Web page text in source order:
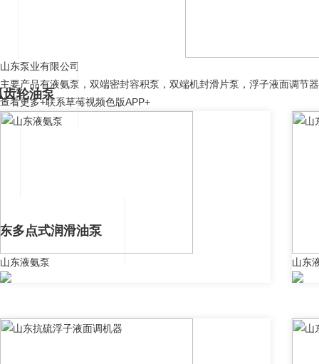
轮油泵
多点式润滑油泵
山东泵业有限公司
主要产品有液氨泵，双端密封容积泵，双端机封滑片泵，浮子液面调节
查看更多+联系草莓视频色版APP+
山东液氨泵 山东